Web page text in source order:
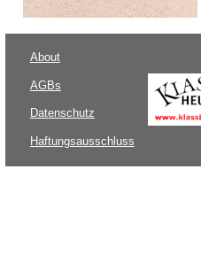
About
AGBs
Datenschutz
Haftungsausschluss